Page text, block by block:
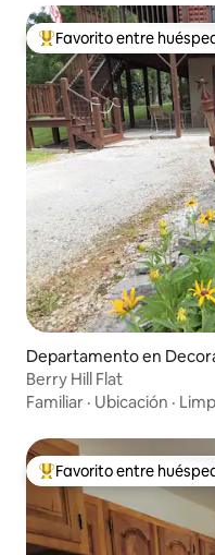
De los mejores en
Favorito entre
Departamento en
Berry Hill Flat
Familiar · Ubicación ·
De los mejores en
Favorito entre